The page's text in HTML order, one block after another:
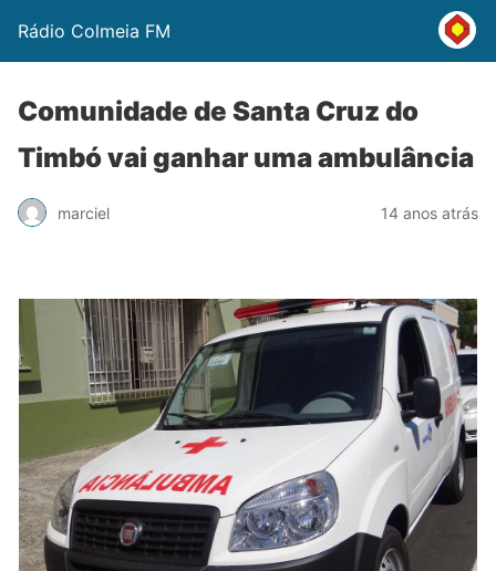
Rádio Colmeia FM
Comunidade de Santa Cruz do
Timbó vai ganhar uma ambulância
marciel 14 anos atrás